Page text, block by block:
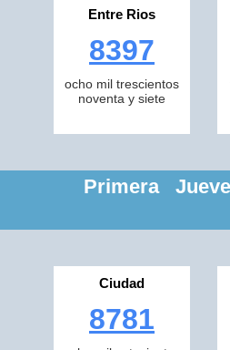
Entre Rios
8397
ocho mil trescientos
noventa y siete
Primera
Ciudad
8781